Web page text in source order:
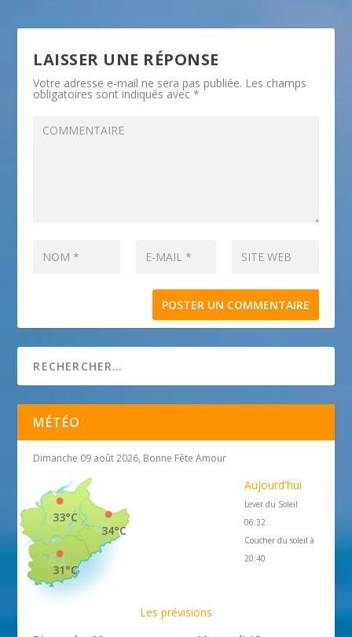
LAISSER UNE RÉPONSE
Votre adresse e-mail ne sera pas publiée. Les champs
obligatoires sont indiqués avec*
MÉTÉO
Dimanche 09 août 2026, Bonne Fête Amour
34°C
33°C
31°C
Aujourd'hui
Lever du Soleil
06:32
Coucher du soleil à
20:40
Les prévisions